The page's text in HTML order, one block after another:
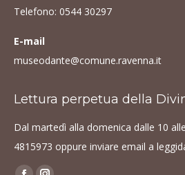
Telefono: 0544 30297
E-mail
museodante@comune.ravenna.it
Lettura perpetua della
Dal martedì alla domenica dalle 10
4815973 oppure inviare email a